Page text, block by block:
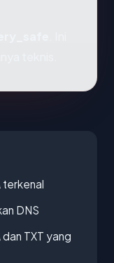
terkenal
DNS
TXT yang